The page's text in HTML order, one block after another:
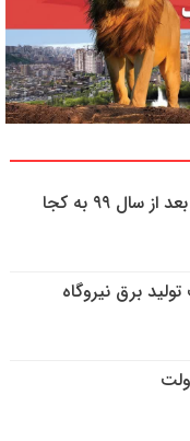
انتقال سهام عدالت متوفیان بعد از سال ۹۹ به کجا
تولید برق نیروگاه